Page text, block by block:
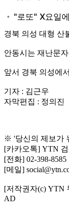
경북 의성 대형 산
안동시는 재난문
앞서 경북 의성에
기자 : 김근우
자막편집 : 정의진
※ '당신의 제보가
[카카오톡] YTN
[전화] 02-398-8585
[메일]
[저작권자(c) YTN
AD